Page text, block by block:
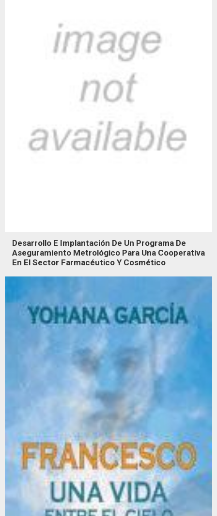
Desarrollo E Implantación De Un Programa De
Aseguramiento Metrológico Para Una Cooperativa
En El Sector Farmacéutico Y Cosmético